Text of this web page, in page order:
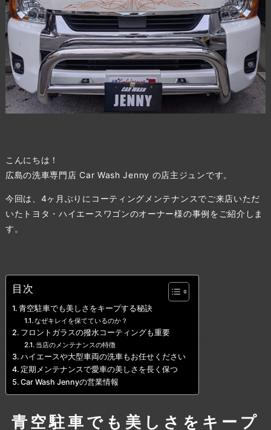
こんにちは！
広島の洗車専門店 Car Wash Jenny の店主ジュンです。
今回は、4ヶ月ぶりにコーティングメンテナンスでご来店いただ
いたトヨタ・ハイエースワゴンのオーナー様の事例をご紹介しま
す。
目次
青空駐車でも美しさをキープする秘訣
なぜキレイを保てているのか？
フロントガラスの撥水コーティングも重要
当店のメンテナンスの特徴
ハイエースや大型車両の洗車もお任せください
定期メンテナンスで愛車の美しさを長く保つ
Car Wash Jennyの営業情報
青空駐車でも美しさをキープ